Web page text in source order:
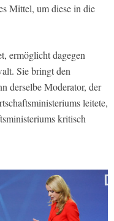
Mittel, um diese in die
ermöglicht dagegen
Sie bringt den
derselbe Moderator, der
leitete,
kritisch